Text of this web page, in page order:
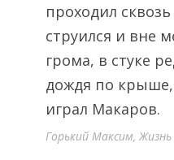
проходил
струился и вне
грома, в стуке
дождя по крыше,
играл Макаров.
Горький Максим,